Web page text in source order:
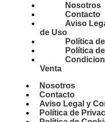
Nosotros
Contacto
Aviso
de Uso
Política
Política
Venta
Nosotros
Contacto
Aviso Legal y
Política de